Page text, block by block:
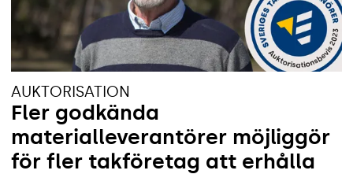
AUKTORISATION
Fler godkända
materialleverantörer möjliggör
för fler takföretag att erhålla